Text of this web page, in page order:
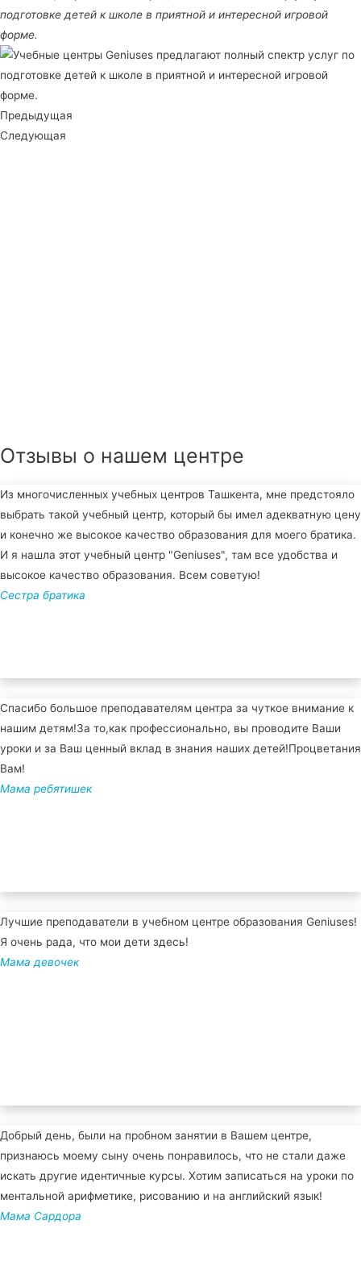
подготовке детей к школе в приятной и интересной игровой
форме.
Предыдущая
Следующая
Отзывы о нашем центре
Из многочисленных учебных центров Ташкента, мне предстояло
выбрать такой учебный центр, который бы имел адекватную цену
и конечно же высокое качество образования для моего братика.
И я нашла этот учебный центр "Geniuses", там все удобства и
высокое качество образования. Всем советую!
Сестра братика
Спасибо большое преподавателям центра за чуткое внимание к
нашим детям!За то,как профессионально, вы проводите Ваши
уроки и за Ваш ценный вклад в знания наших детей!Процветания
Вам!
Мама ребятишек
Лучшие преподаватели в учебном центре образования Geniuses!
Я очень рада, что мои дети здесь!
Мама девочек
Добрый день, были на пробном занятии в Вашем центре,
признаюсь моему сыну очень понравилось, что не стали даже
искать другие идентичные курсы. Хотим записаться на уроки по
ментальной арифметике, рисованию и на английский язык!
Мама Сардора